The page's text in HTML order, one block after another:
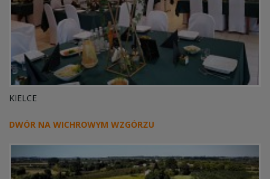
KIELCE
DWÓR NA WICHROWYM WZGÓRZU